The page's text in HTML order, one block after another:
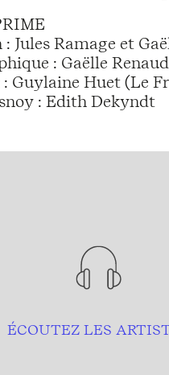
Jules Ramage et
: Gaëlle
Guylaine Huet (Le
: Edith Dekyndt
ÉCOUTEZ LES